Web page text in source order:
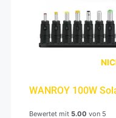
WANROY 100W
Bewertet mit 5.00 von 5